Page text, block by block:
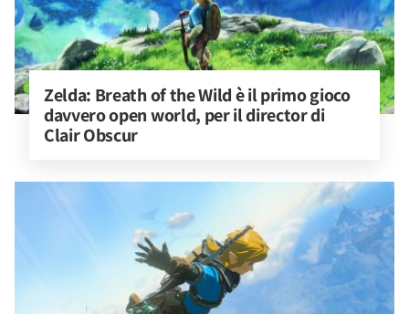
Zelda: Breath of the Wild è il primo gioco
davvero open world, per il director di
Clair Obscur